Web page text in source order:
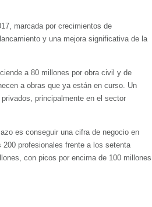
marcada por crecimientos de
y una mejora significativa de la
a 80 millones por obra civil y de
a obras que ya están en curso. Un
principalmente en el sector
es conseguir una cifra de negocio en
profesionales frente a los setenta
con picos por encima de 100 millones